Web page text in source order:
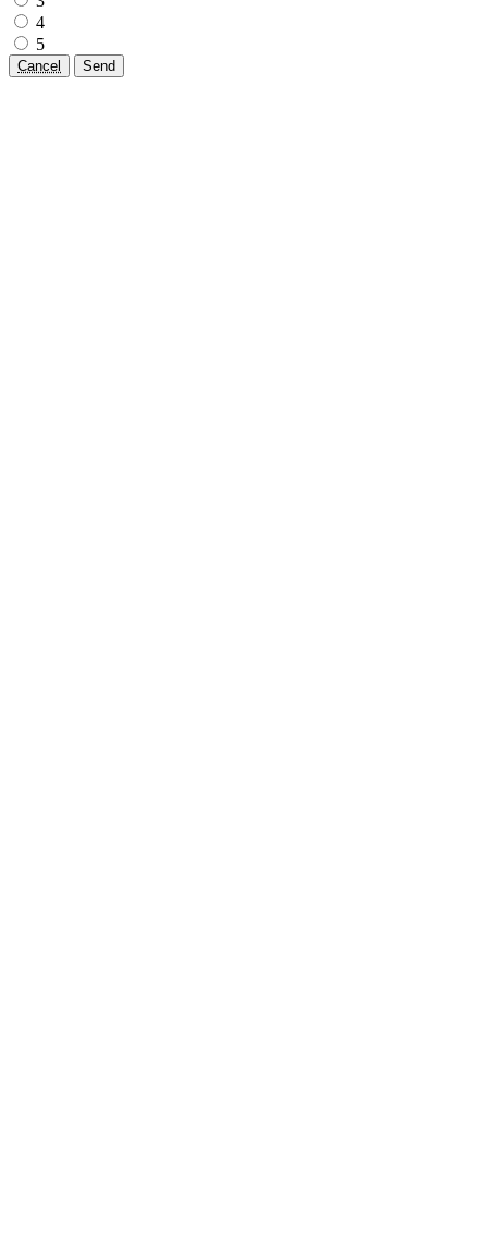
4
5
Cancel Send